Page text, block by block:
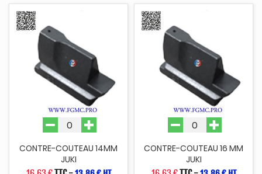
CONTRE-COUTEAU 14MM
JUKI
CONTRE-COUTEAU 16 MM
JUKI